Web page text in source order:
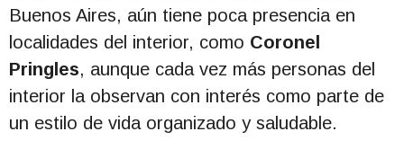
Buenos Aires, aún tiene poca presencia en
localidades del interior, como Coronel
Pringles, aunque cada vez más personas del
interior la observan con interés como parte de
un estilo de vida organizado y saludable.